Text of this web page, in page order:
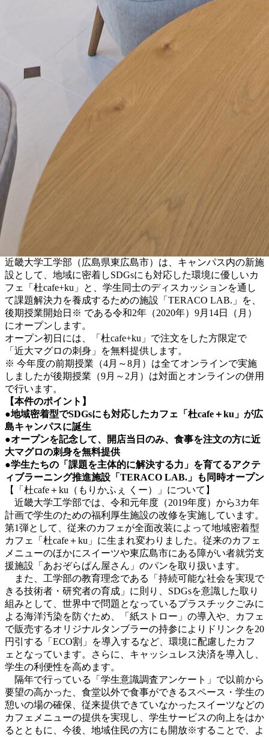
近畿大学工学部（広島県東広島市）は、キャンパス内の新施
設として、地域に密着しSDGsにも対応した環境に優しいカ
フェ「杜cafe+ku」と、学生同士のディスカッションを通し
て課題解決力を養成するための施設「TERACO LAB.」を、
後期授業開始日※ である令和2年（2020年）9月14日（月）
にオープンします。
オープン初日には、「杜cafe+ku」で注文をした方限定で
「近大マグロの刺身」を無料提供します。
※ 今年度の前期授業（4月～8月）は全てオンラインで実施
しましたが後期授業（9月～2月）は対面とオンラインの併用
で行います。
【本件のポイント】
●地域密着型でSDGsにも対応したカフェ「杜cafe＋ku」が広
島キャンパスに誕生
●オープンを記念して、開店当日のみ、食事を注文の方に近
大マグロの刺身を無料提供
●学生たちの「課題を主体的に解決する力」を育てるアクテ
ィブラーニング推進施設「TERACO LAB.」も同時オープン
【「杜cafe＋ku（もりかふぇ くー）」について】
近畿大学工学部では、令和元年度（2019年度）から3カ年
計画で学生のための福利厚生施設の改修を実施しています。
第1弾として、従来のカフェが全面改装によって地域密着型
カフェ「杜cafe＋ku」に生まれ変わりました。従来のカフェ
メニューのほかにスイーツや東広島市にある障がい者就労支
援施設「あおぞらぱん屋さん」のパンを取り扱います。
また、工学部の教育理念である「持続可能な社会を実現で
きる技術者・研究者の育成」に則り、SDGsを意識した取り
組みとして、世界中で問題となっているプラスチックごみに
よる海洋汚染を防ぐため、「紙ストロー」の導入や、カフェ
で販売するオリジナルタンブラーの持参によりドリンクを20
円引する「ECO割」を導入するなど、環境に配慮したカフ
ェとなっています。さらに、キャッシュレス決済を導入し、
学生の利便性を高めます。
隔年で行っている「学生意識調査アンケート」で以前から
要望の高かった、食堂以外で食事ができるスペース・学生の
憩いの場の確保、従来提供できていなかったスイーツなどの
カフェメニューの提供を実現し、学生サービスの向上をはか
るとともに、今後、地域住民の方にも開放※することで、よ